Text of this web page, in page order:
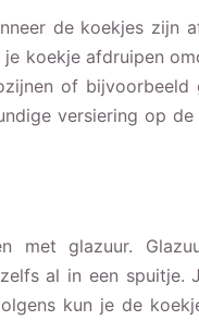
de koekjes zijn
koekje afdruipen
of bijvoorbeeld
versiering op de
met glazuur.
al in een
kun je de